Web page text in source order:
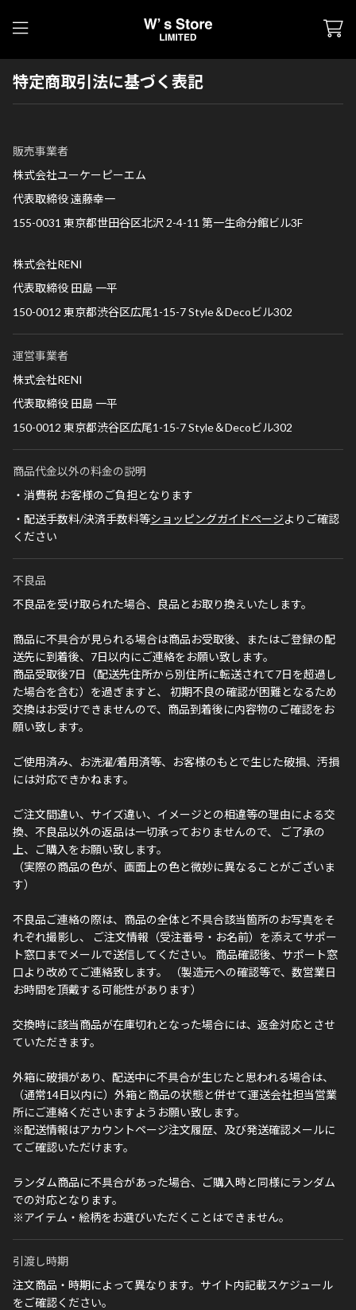
特定商取引法に基づく表記
販売事業者
株式会社ユーケーピーエム
代表取締役 遠藤幸一
155-0031 東京都世田谷区北沢 2-4-11 第一生命分館ビル3F
株式会社RENI
代表取締役 田島 一平
150-0012 東京都渋谷区広尾1-15-7 Style＆Decoビル302
運営事業者
株式会社RENI
代表取締役 田島 一平
150-0012 東京都渋谷区広尾1-15-7 Style＆Decoビル302
商品代金以外の料金の説明
・消費税 お客様のご負担となります
・配送手数料/決済手数料等ショッピングガイドページよりご確認
ください
不良品
不良品を受け取られた場合、良品とお取り換えいたします。
商品に不具合が見られる場合は商品お受取後、またはご登録の配
送先に到着後、7日以内にご連絡をお願い致します。
商品受取後7日（配送先住所から別住所に転送されて7日を超過し
た場合を含む）を過ぎますと、 初期不良の確認が困難となるため
交換はお受けできませんので、商品到着後に内容物のご確認をお
願い致します。
ご使用済み、お洗濯/着用済等、お客様のもとで生じた破損、汚損
には対応できかねます。
ご注文間違い、サイズ違い、イメージとの相違等の理由による交
換、不良品以外の返品は一切承っておりませんので、 ご了承の
上、ご購入をお願い致します。
（実際の商品の色が、画面上の色と微妙に異なることがございま
す）
不良品ご連絡の際は、商品の全体と不具合該当箇所のお写真をそ
れぞれ撮影し、 ご注文情報（受注番号・お名前）を添えてサポー
ト窓口までメールで送信してください。 商品確認後、サポート窓
口より改めてご連絡致します。 （製造元への確認等で、数営業日
お時間を頂戴する可能性があります）
交換時に該当商品が在庫切れとなった場合には、返金対応とさせ
ていただきます。
外箱に破損があり、配送中に不具合が生じたと思われる場合は、
（通常14日以内に）外箱と商品の状態と併せて運送会社担当営業
所にご連絡くださいますようお願い致します。
※配送情報はアカウントページ注文履歴、及び発送確認メールに
てご確認いただけます。
ランダム商品に不具合があった場合、ご購入時と同様にランダム
での対応となります。
※アイテム・絵柄をお選びいただくことはできません。
引渡し時期
注文商品・時期によって異なります。サイト内記載スケジュール
をご確認ください。